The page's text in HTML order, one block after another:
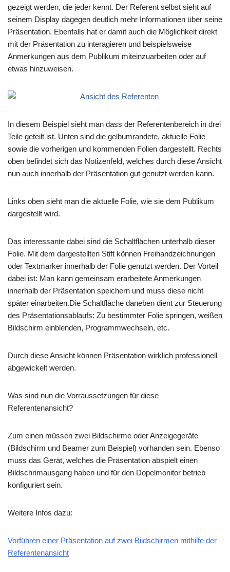
gezeigt werden, die jeder kennt. Der Referent selbst sieht auf
seinem Display dagegen deutlich mehr Informationen über seine
Präsentation. Ebenfalls hat er damit auch die Möglichkeit direkt
mit der Präsentation zu interagieren und beispielsweise
Anmerkungen aus dem Publikum miteinzuarbeiten oder auf
etwas hinzuweisen.
In diesem Beispiel sieht man dass der Referentenbereich in drei
Teile geteilt ist. Unten sind die gelbumrandete, aktuelle Folie
sowie die vorherigen und kommenden Folien dargestellt. Rechts
oben befindet sich das Notizenfeld, welches durch diese Ansicht
nun auch innerhalb der Präsentation gut genutzt werden kann.
Links oben sieht man die aktuelle Folie, wie sie dem Publikum
dargestellt wird.
Das interessante dabei sind die Schaltflächen unterhalb dieser
Folie. Mit dem dargestellten Stift können Freihandzeichnungen
oder Textmarker innerhalb der Folie genutzt werden. Der Vorteil
dabei ist: Man kann gemeinsam erarbeitete Anmerkungen
innerhalb der Präsentation speichern und muss diese nicht
später einarbeiten.Die Schaltfläche daneben dient zur Steuerung
des Präsentationsablaufs: Zu bestimmter Folie springen, weißen
Bildschirm einblenden, Programmwechseln, etc.
Durch diese Ansicht können Präsentation wirklich professionell
abgewickelt werden.
Was sind nun die Vorraussetzungen für diese
Referentenansicht?
Zum einen müssen zwei Bildschirme oder Anzeigegeräte
(Bildschirm und Beamer zum Beispiel) vorhanden sein. Ebenso
muss das Gerät, welches die Präsentation abspielt einen
Bildschrimausgang haben und für den Dopelmonitor betrieb
konfiguriert sein.
Weitere Infos dazu:
Vorführen einer Präsentation auf zwei Bildschirmen mithilfe der
Referentenansicht